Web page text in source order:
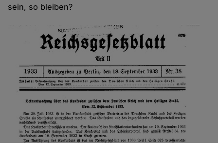
sein, so bleiben?